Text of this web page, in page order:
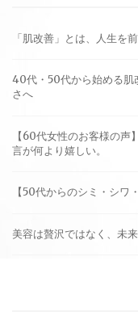
「肌改善」とは、人生を
40代・50代から始める肌
さへ
【60代女性のお客様の
言が何より嬉しい。
【50代からのシミ・シワ
美容は贅沢ではなく、未